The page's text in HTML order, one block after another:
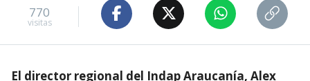
770
visitas
El director regional del Indap Araucanía, Alex